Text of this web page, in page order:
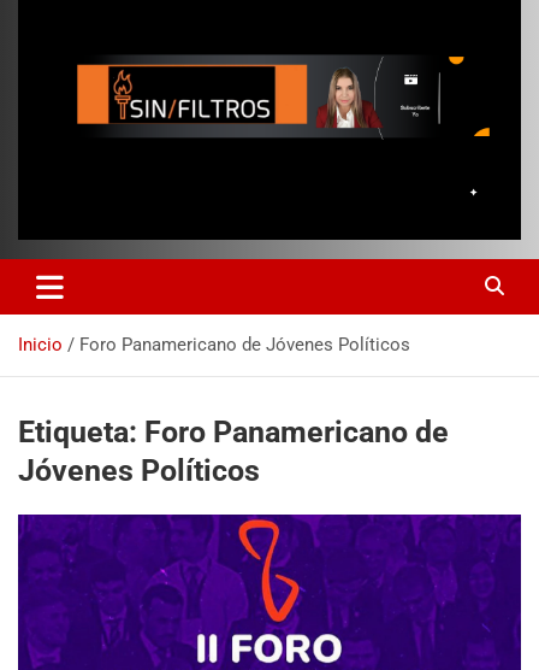
Inicio Foro Panamericano de Jóvenes Políticos
Etiqueta: Foro Panamericano de
Jóvenes Políticos